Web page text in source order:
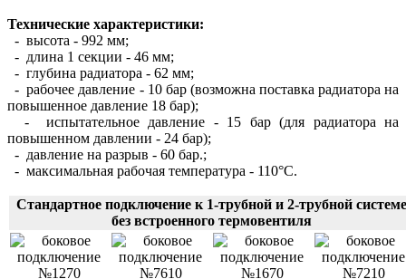
Технические характеристики:
- высота - 992 мм;
- длина 1 секции - 46 мм;
- глубина радиатора - 62 мм;
- рабочее давление - 10 бар (возможна поставка радиатора на
повышенное давление 18 бар);
- испытательное давление - 15 бар (для радиатора на
повышенном давлении - 24 бар);
- давление на разрыв - 60 бар.;
- максимальная рабочая температура - 110°С.
Стандартное подключение к 1-трубной и 2-трубной системе
без встроенного термовентиля